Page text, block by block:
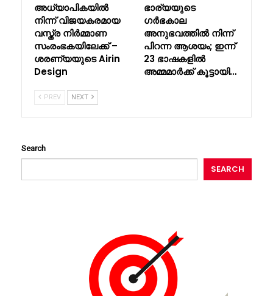
അധ്യാപികയിൽ
നിന്ന് വിജയകരമായ
വസ്ത്ര നിർമ്മാണ
സംരംഭകയിലേക്ക് –
ശരണ്യയുടെ Airin
Design
ഭാര്യയുടെ
ഗർഭകാല
അനുഭവത്തിൽ നിന്ന്
പിറന്ന ആശയം; ഇന്ന്
23 ഭാഷകളിൽ
അമ്മമാർക്ക് കൂട്ടായി…
PREV NEXT
Search
SEARCH